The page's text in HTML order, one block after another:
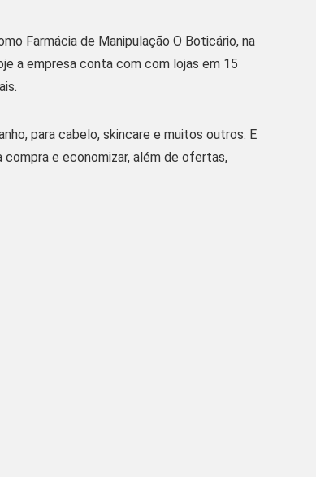
Farmácia de Manipulação O Boticário, na
a empresa conta com com lojas em 15
para cabelo, skincare e muitos outros. E
e economizar, além de ofertas,